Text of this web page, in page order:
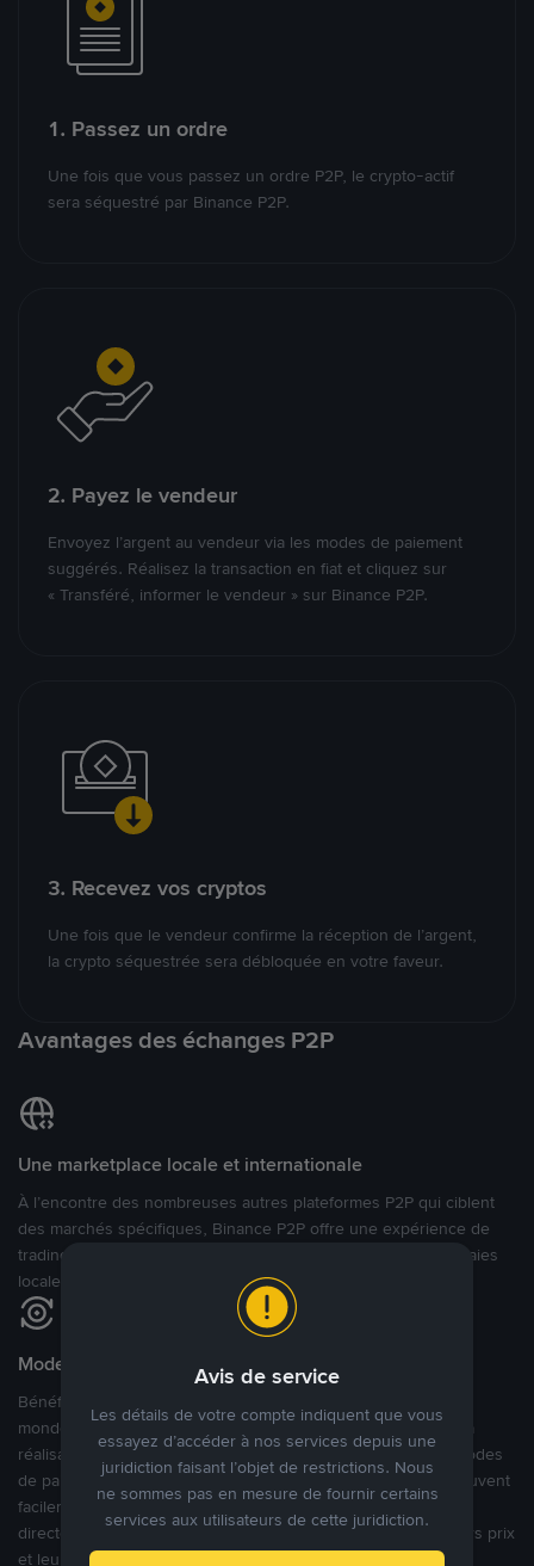
1. Passez un ordre
Une fois que vous passez un ordre P2P, le crypto-actif
sera séquestré par Binance P2P.
2. Payez le vendeur
Envoyez l’argent au vendeur via les modes de paiement
suggérés. Réalisez la transaction en fiat et cliquez sur
« Transféré, informer le vendeur » sur Binance P2P.
3. Recevez vos cryptos
Une fois que le vendeur confirme la réception de l’argent,
la crypto séquestrée sera débloquée en votre faveur.
Avantages des échanges P2P
Une marketplace locale et internationale
À l’encontre des nombreuses autres plateformes P2P qui ciblent
des marchés spécifiques, Binance P2P offre une expérience de
trading véritablement internationale grâce à plus de 70 monnaies
locales.
Modes de paiement flexibles
Bénéficiant de la confiance de millions d’utilisateurs dans le
monde, Binance P2P fournit une plateforme sécurisée pour la
réalisation de trades en cryptomonnaies dans plus de 800 modes
de paiement et plus de 100 monnaies fiat. Les utilisateurs peuvent
facilement acheter, vendre et trader des cryptomonnaies
directement avec d’autres utilisateurs, tout en définissant leurs prix
et leurs modes de paiement préférés sur une Marketplace de
Avis de service
Les détails de votre compte indiquent que vous
essayez d’accéder à nos services depuis une
juridiction faisant l’objet de restrictions. Nous
ne sommes pas en mesure de fournir certains
services aux utilisateurs de cette juridiction.